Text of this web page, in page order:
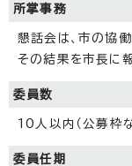
所掌事務
懇話会は、市の協
その結果を市長に報
委員数
10人以内（公募枠な
委員任期